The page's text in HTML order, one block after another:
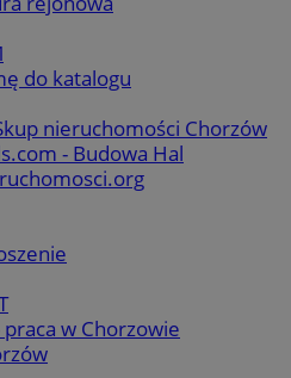
do katalogu
nieruchomości Chorzów
- Budowa Hal
praca w Chorzowie